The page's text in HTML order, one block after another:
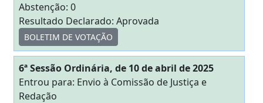
Abstenção: 0
Resultado Declarado: Aprovada
BOLETIM DE VOTAÇÃO
6ª Sessão Ordinária, de 10 de abril de 2025
Entrou para: Envio à Comissão de Justiça e
Redação